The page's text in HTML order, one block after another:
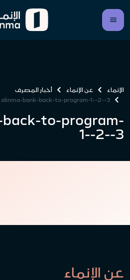
الإنماء عن الإنماء
أخبار المصرف
alinma-bank-back-to-program-1--2--3
back-to-program-
1--2--3
عن الإنماء